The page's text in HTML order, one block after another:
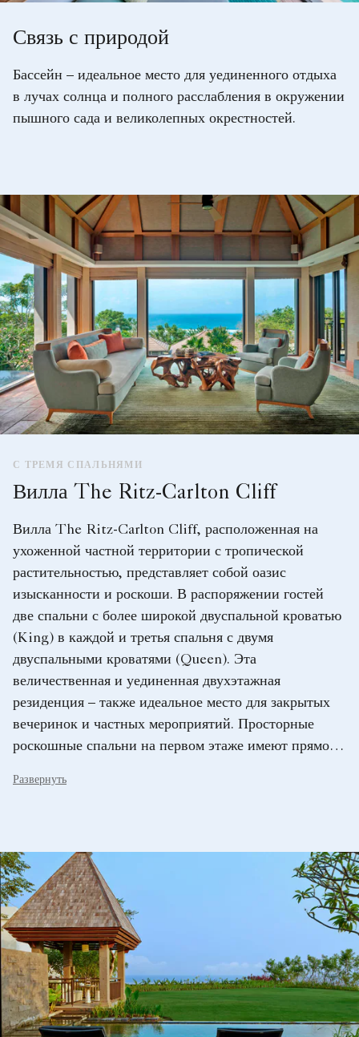
Связь с природой
Бассейн – идеальное место для уединенного отдыха
в лучах солнца и полного расслабления в окружении
пышного сада и великолепных окрестностей.
С ТРЕМЯ СПАЛЬНЯМИ
Вилла The Ritz-Carlton Cliff
Вилла The Ritz-Carlton Cliff, расположенная на
ухоженной частной территории с тропической
растительностью, представляет собой оазис
изысканности и роскоши. В распоряжении гостей
две спальни с более широкой двуспальной кроватью
(King) в каждой и третья спальня с двумя
двуспальными кроватями (Queen). Эта
величественная и уединенная двухэтажная
резиденция – также идеальное место для закрытых
вечеринок и частных мероприятий. Просторные
роскошные спальни на первом этаже имеют прямой
138 кв. м и к окружающему его живописному саду с
умиротворенную атмосферу полного расслабления.
Развернуть